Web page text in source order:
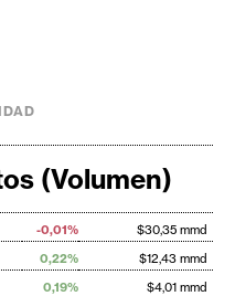
(Volumen)
-0,01%
$30,35 mmd
0,22%
$12,43 mmd
0,19%
$4,01 mmd